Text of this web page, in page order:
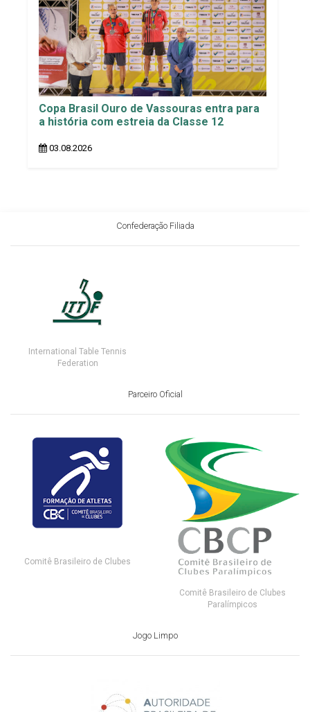
Copa Brasil Ouro de Vassouras entra para
a história com estreia da Classe 12
03.08.2026
Confederação Filiada
International Table Tennis
Federation
Parceiro Oficial
Comitê Brasileiro de Clubes
Comitê Brasileiro de Clubes
Paralímpicos
Jogo Limpo